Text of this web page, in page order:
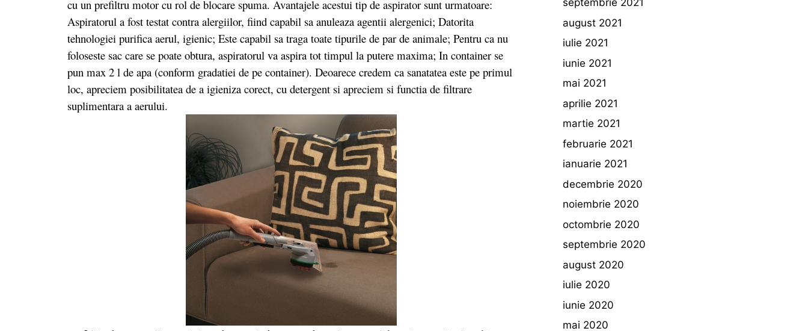
cu un prefiltru motor cu rol de blocare spuma. Avantajele acestui tip de aspirator sunt urmatoare:
Aspiratorul a fost testat contra alergiilor, fiind capabil sa anuleaza agentii alergenici; Datorita
tehnologiei purifica aerul, igienic; Este capabil sa traga toate tipurile de par de animale; Pentru ca nu
foloseste sac care se poate obtura, aspiratorul va aspira tot timpul la putere maxima; In container se
pun max 2 l de apa (conform gradatiei de pe container). Deoarece credem ca sanatatea este pe primul
loc, apreciem posibilitatea de a igieniza corect, cu detergent si apreciem si functia de filtrare
suplimentara a aerului.
septembrie 2021
august 2021
iulie 2021
iunie 2021
mai 2021
aprilie 2021
martie 2021
februarie 2021
ianuarie 2021
decembrie 2020
noiembrie 2020
octombrie 2020
septembrie 2020
august 2020
iulie 2020
iunie 2020
mai 2020